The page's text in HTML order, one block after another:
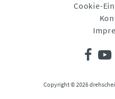
Cookie-
Copyright © 2026